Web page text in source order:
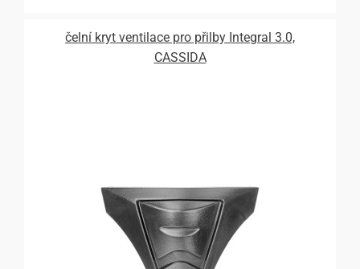
čelní kryt ventilace pro přilby Integral 3.0,
CASSIDA